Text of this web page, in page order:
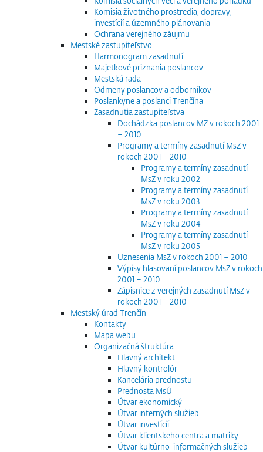
Komisia životného prostredia, dopravy,
investícií a územného plánovania
Ochrana verejného záujmu
Mestské zastupiteľstvo
Harmonogram zasadnutí
Majetkové priznania poslancov
Mestská rada
Odmeny poslancov a odborníkov
Poslankyne a poslanci Trenčína
Zasadnutia zastupiteľstva
Dochádzka poslancov MZ v rokoch 2001
– 2010
Programy a termíny zasadnutí MsZ v
rokoch 2001 – 2010
Programy a termíny zasadnutí
MsZ v roku 2002
Programy a termíny zasadnutí
MsZ v roku 2003
Programy a termíny zasadnutí
MsZ v roku 2004
Programy a termíny zasadnutí
MsZ v roku 2005
Uznesenia MsZ v rokoch 2001 – 2010
Výpisy hlasovaní poslancov MsZ v rokoch
2001 – 2010
Zápisnice z verejných zasadnutí MsZ v
rokoch 2001 – 2010
Mestský úrad Trenčín
Kontakty
Mapa webu
Organizačná štruktúra
Hlavný architekt
Hlavný kontrolór
Kancelária prednostu
Prednosta MsÚ
Útvar ekonomický
Útvar interných služieb
Útvar investícií
Útvar klientskeho centra a matriky
Útvar kultúrno-informačných služieb